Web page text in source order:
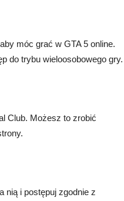
móc grać w GTA 5 online.
do trybu wieloosobowego gry.
Club. Możesz to zrobić
nią i postępuj zgodnie z